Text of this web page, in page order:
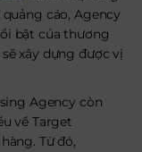
cáo, Agency
bật của thương
xây dựng được vị
Agency còn
về Target
Từ đó,